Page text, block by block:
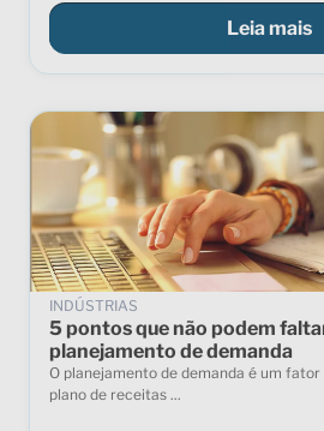
Leia mais
INDÚSTRIAS
5 pontos que não podem
planejamento de demanda
O planejamento de demanda é um
plano de receitas ...